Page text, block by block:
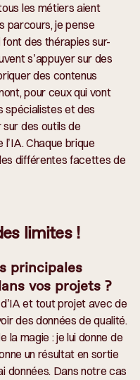
les métiers aient
parcours, je pense
des thérapies sur-
s’appuyer sur des
des contenus
pour ceux qui vont
spécialistes et des
des outils de
Chaque brique
différentes facettes de
limites !
principales
vos projets ?
et tout projet avec de
des données de qualité.
la magie : je lui donne de
un résultat en sortie
données. Dans notre cas